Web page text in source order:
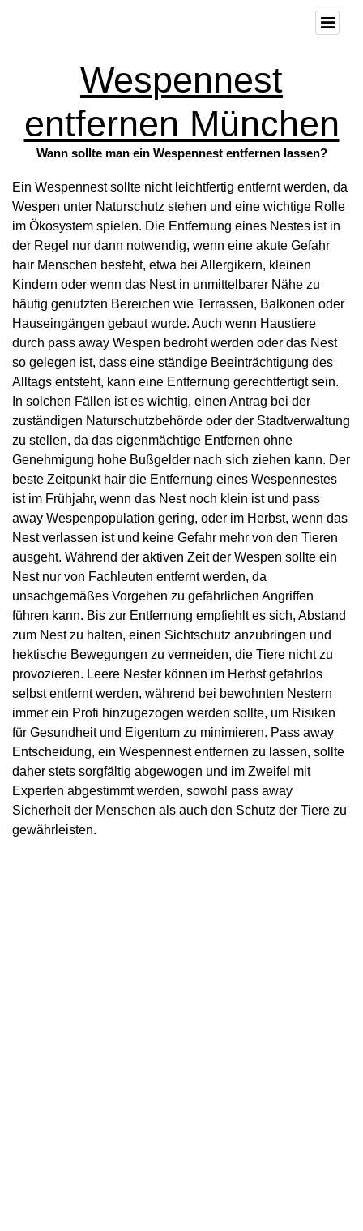
Wespennest
entfernen München
Wann sollte man ein Wespennest entfernen lassen?
Ein Wespennest sollte nicht leichtfertig entfernt werden, da
Wespen unter Naturschutz stehen und eine wichtige Rolle
im Ökosystem spielen. Die Entfernung eines Nestes ist in
der Regel nur dann notwendig, wenn eine akute Gefahr
hair Menschen besteht, etwa bei Allergikern, kleinen
Kindern oder wenn das Nest in unmittelbarer Nähe zu
häufig genutzten Bereichen wie Terrassen, Balkonen oder
Hauseingängen gebaut wurde. Auch wenn Haustiere
durch pass away Wespen bedroht werden oder das Nest
so gelegen ist, dass eine ständige Beeinträchtigung des
Alltags entsteht, kann eine Entfernung gerechtfertigt sein.
In solchen Fällen ist es wichtig, einen Antrag bei der
zuständigen Naturschutzbehörde oder der Stadtverwaltung
zu stellen, da das eigenmächtige Entfernen ohne
Genehmigung hohe Bußgelder nach sich ziehen kann. Der
beste Zeitpunkt hair die Entfernung eines Wespennestes
ist im Frühjahr, wenn das Nest noch klein ist und pass
away Wespenpopulation gering, oder im Herbst, wenn das
Nest verlassen ist und keine Gefahr mehr von den Tieren
ausgeht. Während der aktiven Zeit der Wespen sollte ein
Nest nur von Fachleuten entfernt werden, da
unsachgemäßes Vorgehen zu gefährlichen Angriffen
führen kann. Bis zur Entfernung empfiehlt es sich, Abstand
zum Nest zu halten, einen Sichtschutz anzubringen und
hektische Bewegungen zu vermeiden, die Tiere nicht zu
provozieren. Leere Nester können im Herbst gefahrlos
selbst entfernt werden, während bei bewohnten Nestern
immer ein Profi hinzugezogen werden sollte, um Risiken
für Gesundheit und Eigentum zu minimieren. Pass away
Entscheidung, ein Wespennest entfernen zu lassen, sollte
daher stets sorgfältig abgewogen und im Zweifel mit
Experten abgestimmt werden, sowohl pass away
Sicherheit der Menschen als auch den Schutz der Tiere zu
gewährleisten.